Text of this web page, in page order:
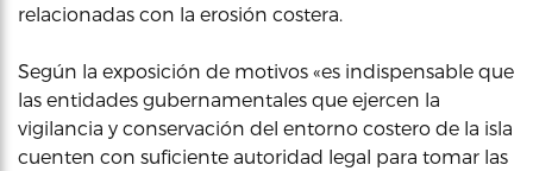
relacionadas con la erosión costera.
Según la exposición de motivos «es indispensable que
las entidades gubernamentales que ejercen la
vigilancia y conservación del entorno costero de la isla
cuenten con suficiente autoridad legal para tomar las